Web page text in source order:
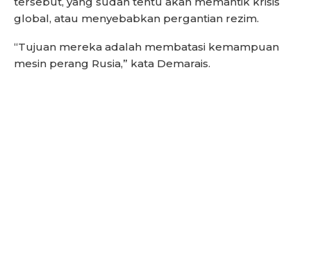
global, atau menyebabkan pergantian rezim.
“Tujuan mereka adalah membatasi kemampuan
mesin perang Rusia,” kata Demarais.